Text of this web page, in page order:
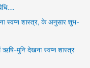
स्वप्न शास्त्र, के अनुसार शुभ-
मुनि देखना स्वप्न शास्त्र